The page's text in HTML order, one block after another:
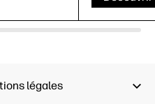
6 7
4000:1
5ms
légales